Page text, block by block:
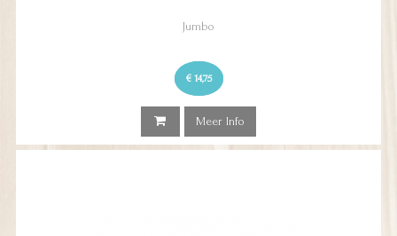
Jumbo
€ 14,75
Meer Info